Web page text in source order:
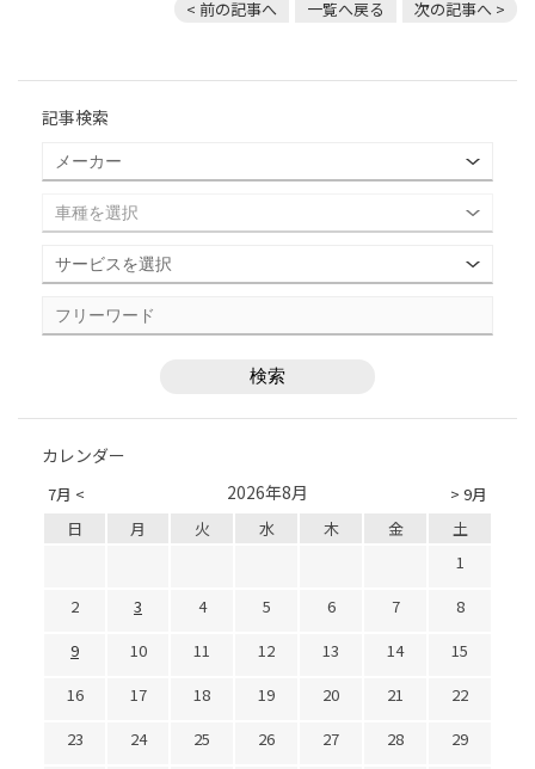
< 前の記事へ 一覧へ戻る 次の記事へ >
記事検索
カレンダー
7月 < > 9月
2026年8月
日 月 火 水 木 金
土
1
2
3 4 5 6 7
8
9
10 11 12 13 14
15
16
17 18 19 20 21
22
23
24 25 26 27 28
29